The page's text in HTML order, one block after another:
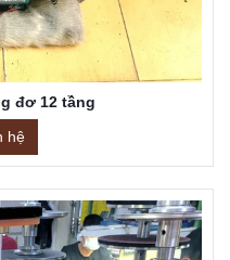
đơ 12 tầng
hệ